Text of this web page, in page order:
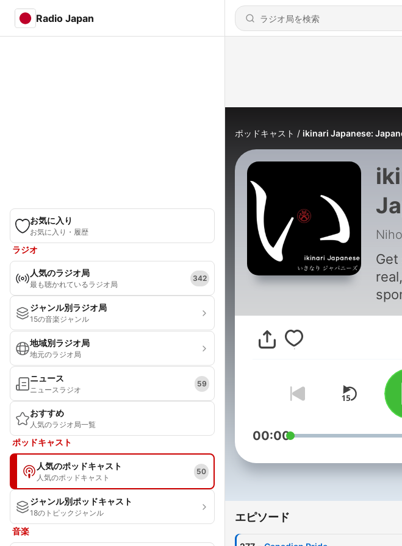
Radio Japan
お気に入り
お気に入り・履歴
ラジオ
人気のラジオ局
最も聴かれているラジオ局
342
ジャンル別ラジオ局
15の音楽ジャンル
地域別ラジオ局
地元のラジオ局
ニュース
ニュースラジオ
59
おすすめ
人気のラジオ局一覧
ポッドキャスト
人気のポッドキャスト
人気のポッドキャスト
50
ジャンル別ポッドキャスト
18のトピックジャンル
音楽
ポッドキャスト ikinari Japanese:
Get
00:00
エピソード